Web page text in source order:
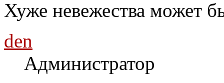
Хуже невежества может
den
Администратор